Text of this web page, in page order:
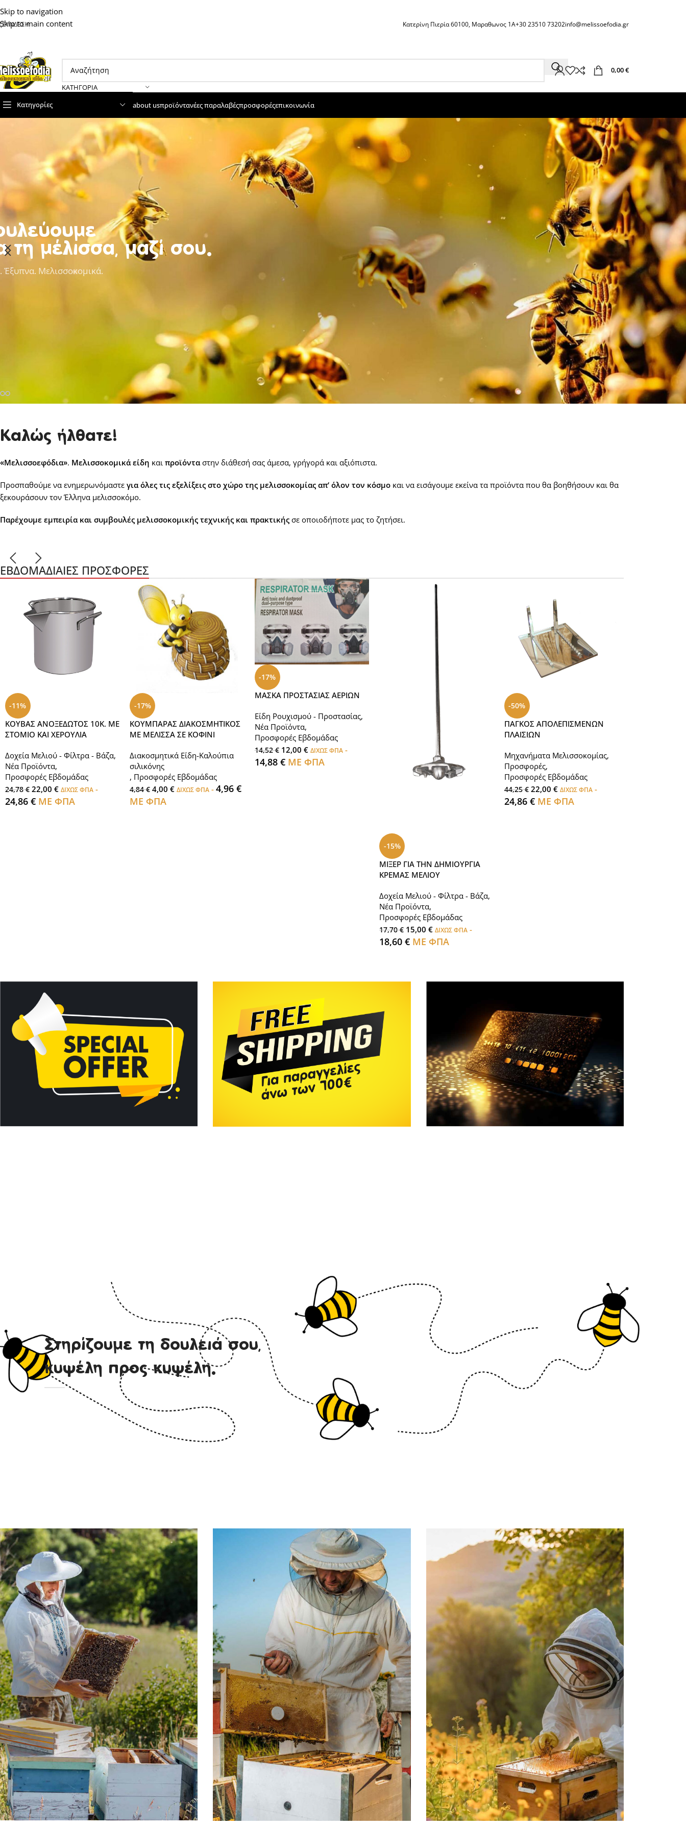
Skip to navigation
Skip to main content
ΣΥΝΔΕΣΗ Κατερίνη Πιερία 60100, Μαραθωνος 1Α+30 23510 73202info@melissoefodia.gr
ΚΑΤΗΓΟΡΊΑ
0,00€
Κατηγορίες about usπροϊόντανέες παραλαβέςπροσφορέςεπικοινωνία
τη μέλισσα, μαζί σου.
Έξυπνα. Μελισσοκομικά.
Καλώς ήλθατε!
«Μελισσοεφόδια». Μελισσοκομικά είδη και προϊόνταστην διάθεσή σας άμεσα, γρήγορά και αξιόπιστα.
Προσπαθούμε να ενημερωνόμαστε για όλες τις εξελίξεις στο χώρο της μελισσοκομίας απ‘ όλον τον κόσμο και να εισάγουμε εκείνα τα προϊόντα που θα βοηθήσουν και θα
ξεκουράσουν τον Έλληνα μελισσοκόμο.
Παρέχουμε εμπειρία και συμβουλές μελισσοκομικής τεχνικής και πρακτικής σε οποιοδήποτε μας το ζητήσει.
ΕΒΔΟΜΑΔΙΑΊΕΣ ΠΡΟΣΦΟΡΈΣ
-11%
ΚΟΥΒΑΣ ΑΝΟΞΕΔΩΤΟΣ 10Κ. ΜΕ
ΣΤΟΜΙΟ ΚΑΙ ΧΕΡΟΥΛΙΑ
Δοχεία Μελιού - Φίλτρα - Βάζα,
Νέα Προϊόντα,
Προσφορές Εβδομάδας
24,78€ 22,00 € ΔΙΧΩΣ ΦΠΑ-
24,86 €ΜΕ ΦΠΑ
-17%
ΚΟΥΜΠΑΡΑΣ ΔΙΑΚΟΣΜΗΤΙΚΟΣ
ΜΕ ΜΕΛΙΣΣΑ ΣΕ ΚΟΦΙΝΙ
Διακοσμητικά Είδη-Καλούπια
σιλικόνης
, Προσφορές Εβδομάδας
4,84€ 4,00€ ΔΙΧΩΣ ΦΠΑ -4,96€
ΜΕ ΦΠΑ
-17%
ΜΑΣΚΑ ΠΡΟΣΤΑΣΙΑΣ ΑΕΡΙΩΝ
Είδη Ρουχισμού - Προστασίας,
Νέα Προϊόντα,
Προσφορές Εβδομάδας
14,52€ 12,00 € ΔΙΧΩΣ ΦΠΑ-
14,88 €ΜΕ ΦΠΑ
-15%
ΜΙΞΕΡ ΓΙΑ ΤΗΝ ΔΗΜΙΟΥΡΓΙΑ
ΚΡΕΜΑΣ ΜΕΛΙΟΥ
Δοχεία Μελιού - Φίλτρα - Βάζα,
Νέα Προϊόντα,
Προσφορές Εβδομάδας
17,70€ 15,00€ ΔΙΧΩΣ ΦΠΑ -
18,60€ ΜΕ ΦΠΑ
-50%
ΠΑΓΚΟΣ ΑΠΟΛΕΠΙΣΜΕΝΩΝ
ΠΛΑΙΣΙΩΝ
Μηχανήματα Μελισσοκομίας,
Προσφορές,
Προσφορές Εβδομάδας
44,25€ 22,00 € ΔΙΧΩΣ ΦΠΑ-
24,86 €ΜΕ ΦΠΑ
Στηρίζουμε τη δουλειά σου,
κυψέλη προς κυψέλη.